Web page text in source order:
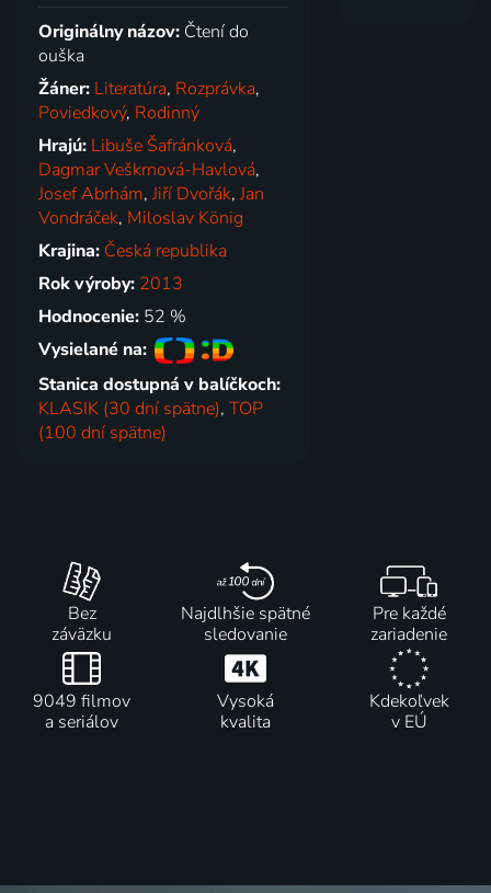
Originálny názov: Čtení do
ouška
Žáner: Literatúra, Rozprávka,
Poviedkový, Rodinný
Hrajú: Libuše Šafránková,
Dagmar Veškrnová-Havlová,
Josef Abrhám,Jiří Dvořák,Jan
Vondráček, Miloslav König
Krajina: Česká republika
Rok výroby: 2013
Hodnocenie: 52 %
Vysielané na:
Stanica dostupná v balíčkoch:
KLASIK (30 dní spätne),TOP
(100 dní spätne)
Bez
záväzku
Najdlhšie spätné
sledovanie
Pre každé
zariadenie
9049 filmov
a seriálov
Vysoká
kvalita
Kdekoľvek
v EÚ